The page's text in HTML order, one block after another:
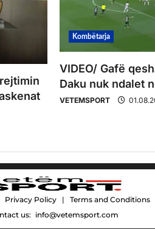
Kombëtarja
VIDEO/ Gafë
Daku nuk ndalet
VETEMSPORT
Privacy Policy |
Terms and Conditions
us: info@vetemsport.com